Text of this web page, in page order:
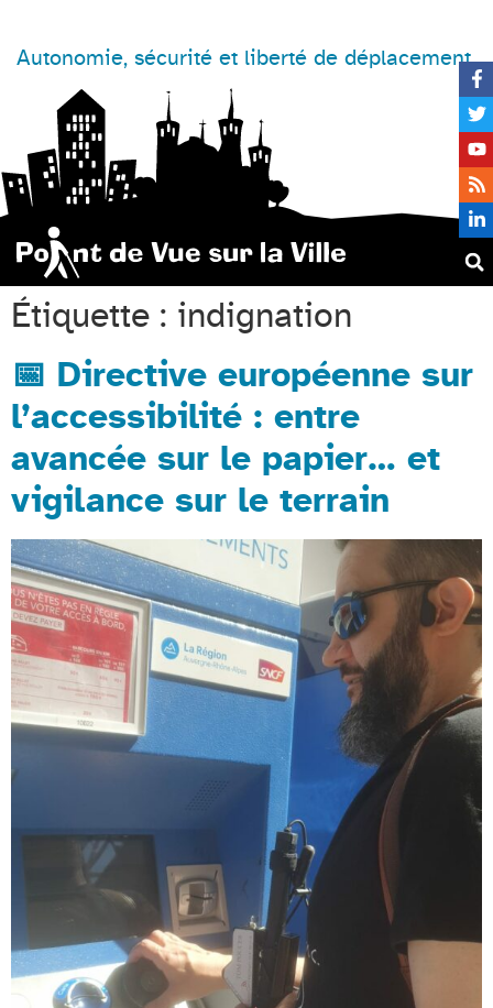
Autonomie, sécurité et liberté de déplacement
Étiquette : indignation
📅 Directive européenne sur
l’accessibilité : entre
avancée sur le papier… et
vigilance sur le terrain